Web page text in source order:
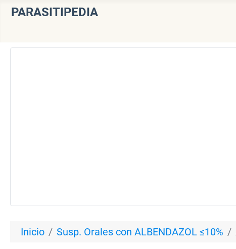
PARASITIPEDIA
Inicio Susp. Orales con ALBENDAZOL ≤10%